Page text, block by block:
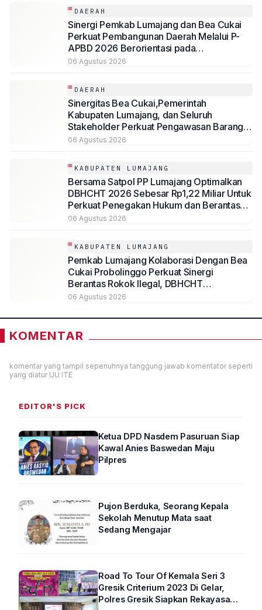
DAERAH
Sinergi Pemkab Lumajang dan Bea Cukai
Perkuat Pembangunan Daerah Melalui P-
APBD 2026 Berorientasi pada
Kesejahteraan Masyarakat
06 Agustus 2026
DAERAH
Sinergitas Bea Cukai,Pemerintah
Kabupaten Lumajang, dan Seluruh
Stakeholder Perkuat Pengawasan Barang
Kena Cukai Ilegal Melalui Pemanfaatan
06 Agustus 2026
KABUPATEN LUMAJANG
Bersama Satpol PP Lumajang Optimalkan
DBHCHT 2026 Sebesar Rp1,22 Miliar Untuk
Perkuat Penegakan Hukum dan Berantas
Rokok Ilegal
06 Agustus 2026
KABUPATEN LUMAJANG
Pemkab Lumajang Kolaborasi Dengan Bea
Cukai Probolinggo Perkuat Sinergi
Berantas Rokok Ilegal, DBHCHT
Dimaksimalkan untuk Kesejahteraan
06 Agustus 2026
KOMENTAR
komentar yang tampil sepenuhnya tanggung jawab komentator seperti
yang diatur UU ITE
EDITOR'S PICK
Ketua DPD Nasdem Pasuruan Siap
Kawal Anies Baswedan Maju
Pilpres
Pujon Berduka, Seorang Kepala
Sekolah Menutup Mata saat
Sedang Mengajar
Road To Tour Of Kemala Seri 3
Gresik Criterium 2023 Di Gelar,
Polres Gresik Siapkan Rekayasa